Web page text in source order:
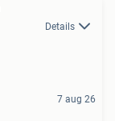
Details
7 aug 26